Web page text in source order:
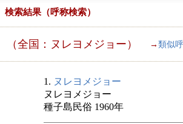
検索結果（呼称検索）
（全国：ヌレヨメジョー） → 類似
1. ヌレヨメジョー
ヌレヨメジョー
種子島民俗 1960年